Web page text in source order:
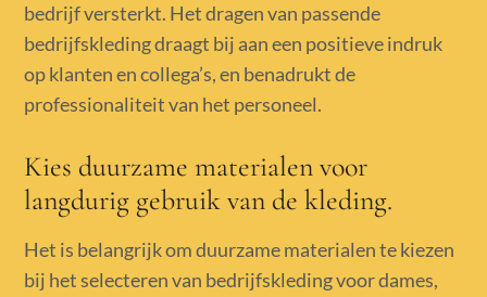
bedrijf versterkt. Het dragen van passende
bedrijfskleding draagt bij aan een positieve indruk
op klanten en collega’s, en benadrukt de
professionaliteit van het personeel.
Kies duurzame materialen voor
langdurig gebruik van de kleding.
Het is belangrijk om duurzame materialen te kiezen
bij het selecteren van bedrijfskleding voor dames,